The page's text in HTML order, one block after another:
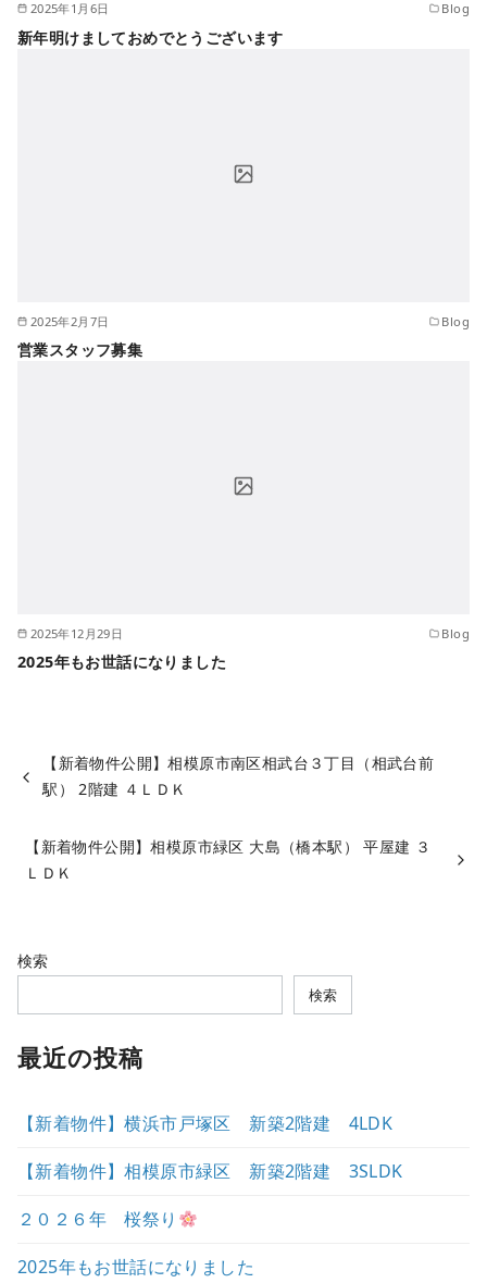
2025年1月6日 Blog
新年明けましておめでとうございます
2025年2月7日 Blog
営業スタッフ募集
2025年12月29日 Blog
2025年もお世話になりました
【新着物件公開】相模原市南区相武台３丁目（相武台前
駅） 2階建 ４ＬＤＫ
【新着物件公開】相模原市緑区 大島（橋本駅） 平屋建 ３
ＬＤＫ
検索
検索
最近の投稿
【新着物件】横浜市戸塚区 新築2階建 4LDK
【新着物件】相模原市緑区 新築2階建 3SLDK
２０２６年 桜祭り
2025年もお世話になりました